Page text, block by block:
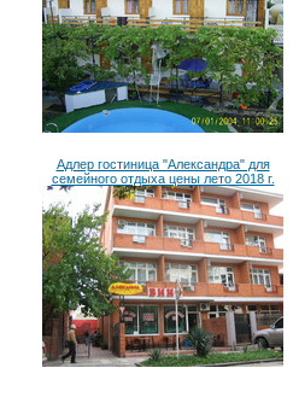
Адлер гостиница "Александра" для
семейного отдыха цены лето 2018 г.